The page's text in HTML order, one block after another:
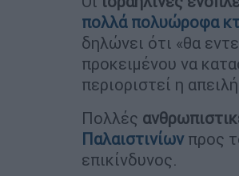
πολλά πολυώροφα
δηλώνει ότι «θα
προκειμένου να
περιοριστεί η
Πολλές
Παλαιστινίωνπρος
επικίνδυνος.